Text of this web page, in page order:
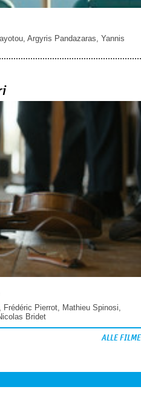
, Argyris Pandazaras, Yannis
, Frédéric Pierrot, Mathieu Spinosi,
Bridet
ALLE FILME